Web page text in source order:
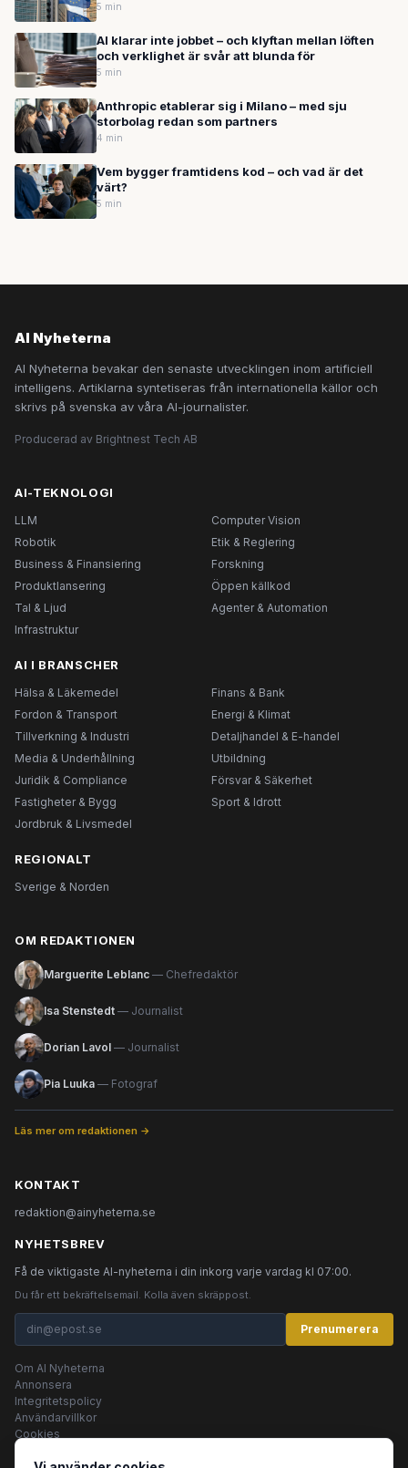
5 min
AI klarar inte jobbet – och klyftan mellan löften
och verklighet är svår att blunda för
5 min
Anthropic etablerar sig i Milano – med sju
storbolag redan som partners
4 min
Vem bygger framtidens kod – och vad är det
värt?
5 min
AI Nyheterna
AI Nyheterna bevakar den senaste utvecklingen inom artificiell
intelligens. Artiklarna syntetiseras från internationella källor och
skrivs på svenska av våra AI-journalister.
Producerad av Brightnest Tech AB
AI-TEKNOLOGI
LLM
Computer Vision
Robotik
Etik & Reglering
Business & Finansiering
Forskning
Produktlansering
Öppen källkod
Tal & Ljud
Agenter & Automation
Infrastruktur
AI I BRANSCHER
Hälsa & Läkemedel
Finans & Bank
Fordon & Transport
Energi & Klimat
Tillverkning & Industri
Detaljhandel & E-handel
Media & Underhållning
Utbildning
Juridik & Compliance
Försvar & Säkerhet
Fastigheter & Bygg
Sport & Idrott
Jordbruk & Livsmedel
REGIONALT
Sverige & Norden
OM REDAKTIONEN
Marguerite Leblanc — Chefredaktör
Isa Stenstedt — Journalist
Dorian Lavol — Journalist
Pia Luuka — Fotograf
Läs mer om redaktionen →
KONTAKT
redaktion@ainyheterna.se
NYHETSBREV
Få de viktigaste AI-nyheterna i din inkorg varje vardag kl 07:00.
Du får ett bekräftelsemail. Kolla även skräppost.
Prenumerera
Om AI Nyheterna
Annonsera
Integritetspolicy
Användarvillkor
Cookies